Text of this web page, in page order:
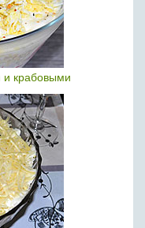
и крабовыми